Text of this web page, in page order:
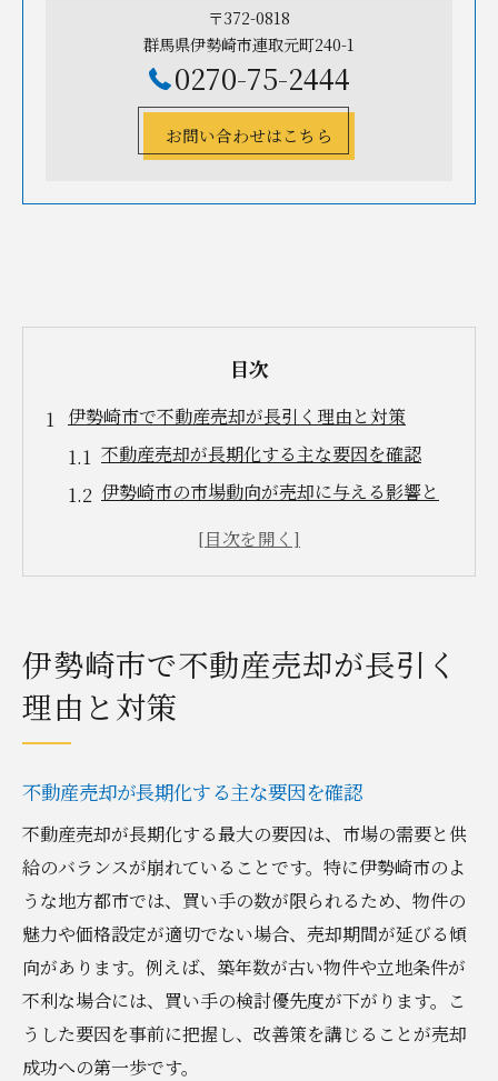
〒372-0818
群馬県伊勢崎市連取元町240-1
0270-75-2444
お問い合わせはこちら
目次
伊勢崎市で不動産売却が長引く理由と対策
不動産売却が長期化する主な要因を確認
伊勢崎市の市場動向が売却に与える影響と
早期売却につながる対策と実践方法
不動産売却を継続する際に意識すべき市場動向
売却継続に活かすべき最新市場トレンド
時期による不動産売却の成功率の違い
売却活動を左右する需要と供給の変化
競合物件と不動産売却戦略の考え方
市場動向を踏まえた売却継続のコツ
売却期間を短縮するための実践ポイント
不動産売却期間を短縮するための準備
売却継続のカギとなる効果的な告知方法
伊勢崎市で不動産売却が長引く
理由と対策
不動産売却が長期化する主な要因を確認
不動産売却が長期化する最大の要因は、市場の需要と供
給のバランスが崩れていることです。特に伊勢崎市のよ
うな地方都市では、買い手の数が限られるため、物件の
魅力や価格設定が適切でない場合、売却期間が延びる傾
向があります。例えば、築年数が古い物件や立地条件が
不利な場合には、買い手の検討優先度が下がります。こ
うした要因を事前に把握し、改善策を講じることが売却
成功への第一歩です。